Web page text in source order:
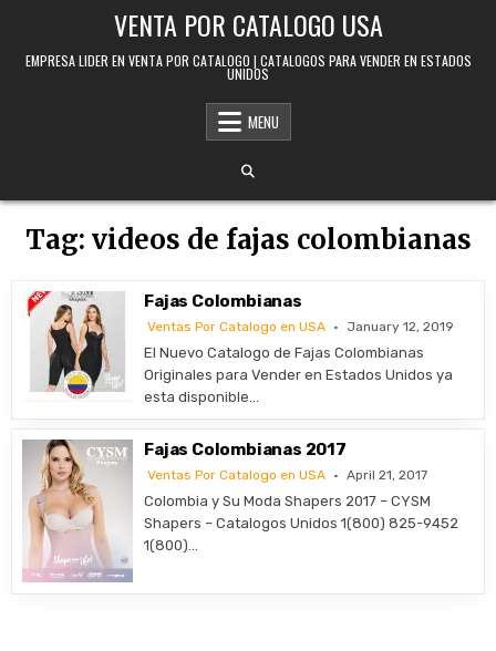
VENTA POR CATALOGO USA
EMPRESA LIDER EN VENTA POR CATALOGO | CATALOGOS PARA VENDER EN ESTADOS
UNIDOS
MENU
Tag: videos de fajas colombianas
Fajas Colombianas
Ventas Por Catalogo en USA January 12, 2019
El Nuevo Catalogo de Fajas Colombianas
Originales para Vender en Estados Unidos ya
esta disponible…
Fajas Colombianas 2017
Ventas Por Catalogo en USA April 21, 2017
Colombia y Su Moda Shapers 2017 – CYSM
Shapers – Catalogos Unidos 1(800) 825-9452
1(800)…